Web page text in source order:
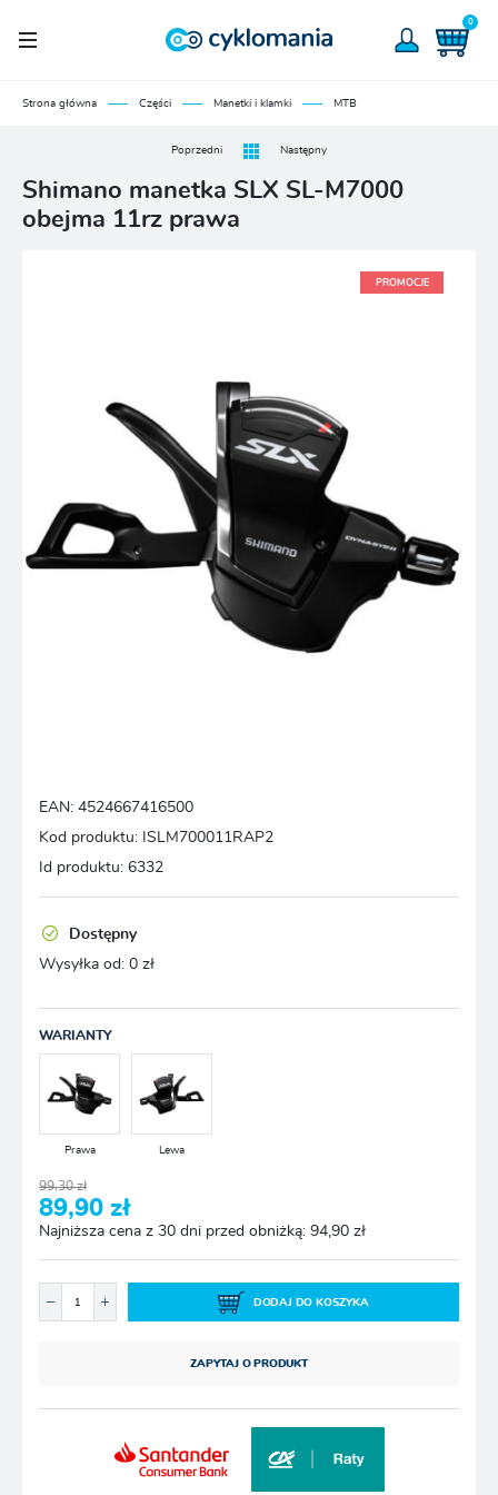
0
Strona główna Części Manetki i klamki MTB
Poprzedni Następny
Shimano manetka SLX SL-M7000
obejma 11rz prawa
PROMOCJE
EAN: 4524667416500
Kod produktu: ISLM700011RAP2
Id produktu: 6332
Dostępny
Wysyłka od: 0 zł
WARIANTY
Prawa Lewa
99,30 zł
89,90 zł
Najniższa cena z 30 dni przed obniżką: 94,90 zł
DODAJ DO KOSZYKA
ZAPYTAJ O PRODUKT